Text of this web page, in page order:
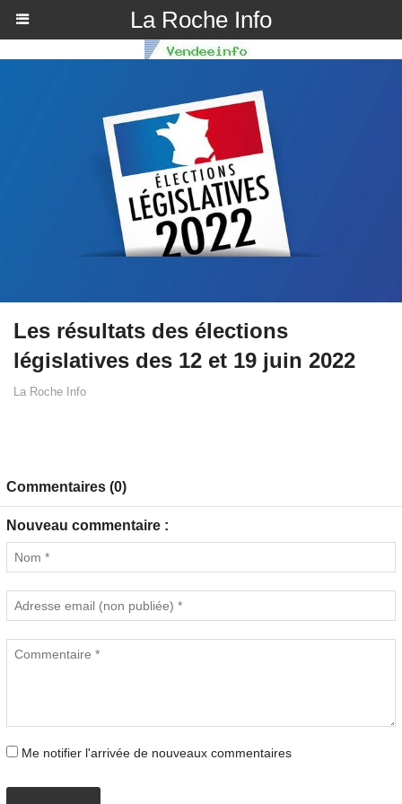
La Roche Info
Les résultats des élections
législatives des 12 et 19 juin 2022
La Roche Info
Commentaires (0)
Nouveau commentaire :
Me notifier l'arrivée de nouveaux commentaires